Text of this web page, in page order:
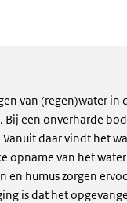
van (regen)water in
een onverharde
daar vindt het
opname van het
en humus zorgen
is dat het